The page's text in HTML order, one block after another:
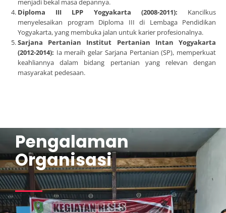
menjadi bekal masa depannya.
Diploma III LPP Yogyakarta (2008-2011): Kancilkus
menyelesaikan program Diploma III di Lembaga Pendidikan
Yogyakarta, yang membuka jalan untuk karier profesionalnya.
Sarjana Pertanian Institut Pertanian Intan Yogyakarta
(2012-2014): Ia meraih gelar Sarjana Pertanian (SP), memperkuat
keahliannya dalam bidang pertanian yang relevan dengan
masyarakat pedesaan.
Pengalaman
Organisasi